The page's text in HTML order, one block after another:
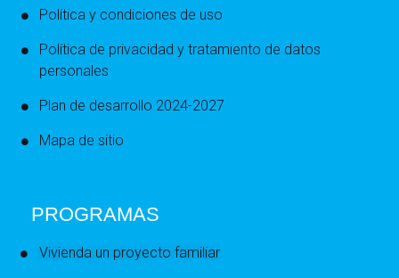
Política y condiciones de uso
Política de privacidad y tratamiento de datos
personales
Plan de desarrollo 2024-2027
Mapa de sitio
PROGRAMAS
Vivienda un proyecto familiar